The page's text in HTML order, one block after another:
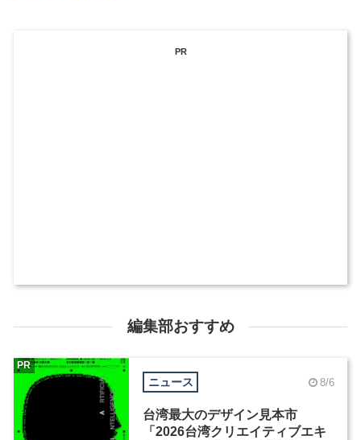
PR
編集部おすすめ
ニュース 8/6
台湾最大のデザイン見本市
「2026台湾クリエイティブエキ
PR